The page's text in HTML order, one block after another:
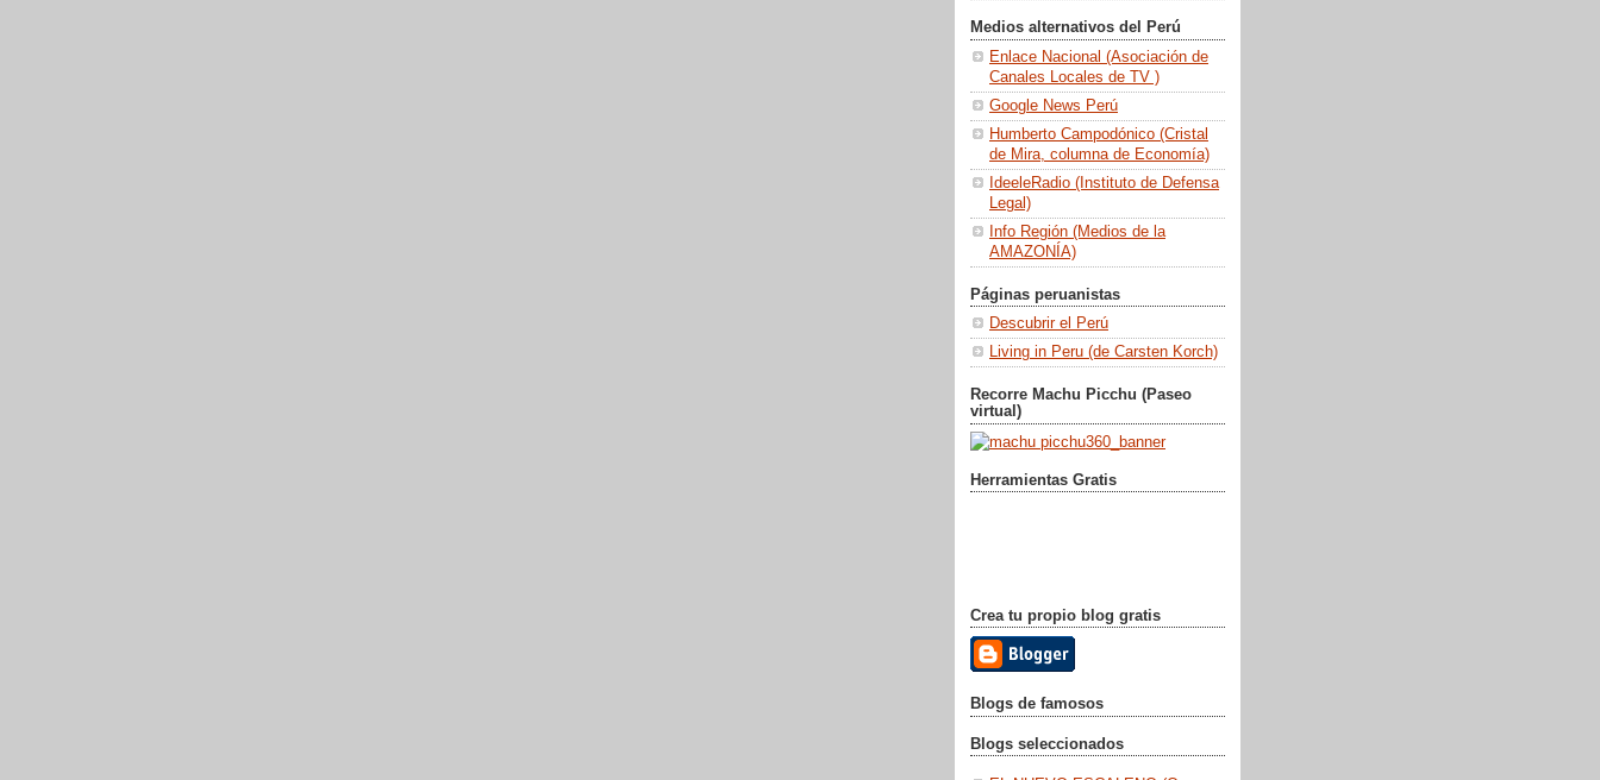
Medios alternativos del Perú
Enlace Nacional (Asociación de
Canales Locales de TV )
Google News Perú
Humberto Campodónico (Cristal
de Mira, columna de Economía)
IdeeleRadio (Instituto de Defensa
Legal)
Info Región (Medios de la
AMAZONÍA)
Páginas peruanistas
Descubrir el Perú
Living in Peru (de Carsten Korch)
Recorre Machu Picchu (Paseo
virtual)
Herramientas Gratis
Crea tu propio blog gratis
Blogs de famosos
Blogs seleccionados